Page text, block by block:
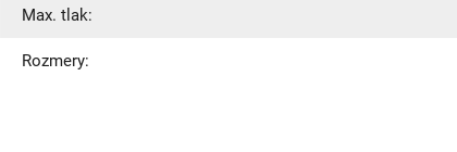
Max. tlak:
Rozmery: